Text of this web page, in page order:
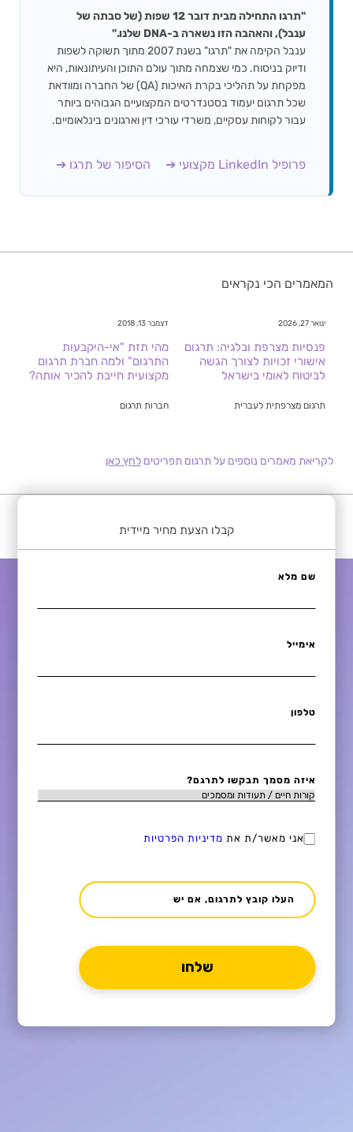
"תרגו התחילה מבית דובר 12 שפות (של סבתה של
ענבל), והאהבה הזו נשארה ב-DNA שלנו."
ענבל הקימה את "תרגו" בשנת 2007 מתוך תשוקה לשפות
ודיוק בניסוח. כמי שצמחה מתוך עולם התוכן והעיתונאות, היא
מפקחת על תהליכי בקרת האיכות (QA) של החברה ומוודאת
שכל תרגום יעמוד בסטנדרטים המקצועיים הגבוהים ביותר
עבור לקוחות עסקיים, משרדי עורכי דין וארגונים בינלאומיים.
פרופיל LinkedIn מקצועי ➔ הסיפור של תרגו ➔
המאמרים הכי נקראים
ינואר 27, 2026
פנסיות מצרפת ובלגיה: תרגום
אישורי זכויות לצורך הגשה
לביטוח לאומי בישראל
תרגום מצרפתית לעברית
דצמבר 13, 2018
מהי תזת "אי-היקבעות
התרגום" ולמה חברת תרגום
מקצועית חייבת להכיר אותה?
חברות תרגום
לקריאת מאמרים נוספים על תרגום תפריטים לחץ כאן
קבלו הצעת מחיר מיידית
שם מלא
אימייל
טלפון
איזה מסמך תבקשו לתרגם?
אני מאשר/ת את מדיניות הפרטיות
העלו קובץ לתרגום, אם יש